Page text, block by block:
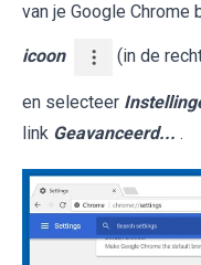
van je Google Chrome
icoon (in de
en selecteer
link Geavanceerd... .